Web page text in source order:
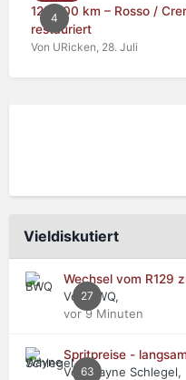
4
125.000 km – Rosso /
restauriert
Von URicken, 28. Juli
Vieldiskutiert
27
Wechsel vom R129
Von BWQ,
vor 9 Minuten
63
Spritpreise -
Von Wayne Schlegel,